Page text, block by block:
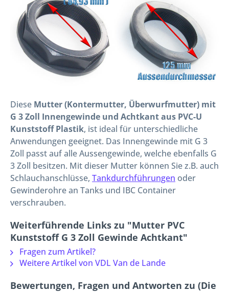
Diese Mutter (Kontermutter, Überwurfmutter) mit
G 3 Zoll Innengewinde und Achtkant aus PVC-U
Kunststoff Plastik, ist ideal für unterschiedliche
Anwendungen geeignet. Das Innengewinde mit G 3
Zoll passt auf alle Aussengewinde, welche ebenfalls G
3 Zoll besitzen. Mit dieser Mutter können Sie z.B. auch
Schlauchanschlüsse, Tankdurchführungen oder
Gewinderohre an Tanks und IBC Container
verschrauben.
Weiterführende Links zu "Mutter PVC
Kunststoff G 3 Zoll Gewinde Achtkant"
Fragen zum Artikel?
Weitere Artikel von VDL Van de Lande
Bewertungen, Fragen und Antworten zu (Die